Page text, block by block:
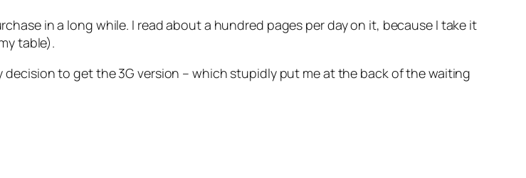
in a long while. I read about a hundred pages per day on it, because I take it
table).
to get the 3G version – which stupidly put me at the back of the waiting